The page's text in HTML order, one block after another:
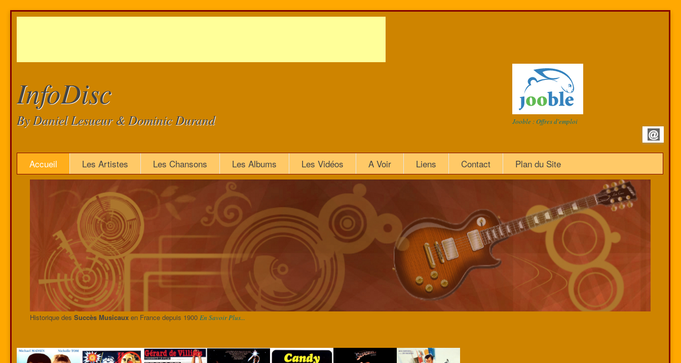
InfoDisc
By Daniel Lesueur & Dominic Durand Jooble : Offres d'emploi
Accueil Les Artistes Les Chansons Les Albums Les Vidéos A Voir Liens Contact Plan du Site
Historique des Succès Musicauxen France depuis 1900 En Savoir Plus...